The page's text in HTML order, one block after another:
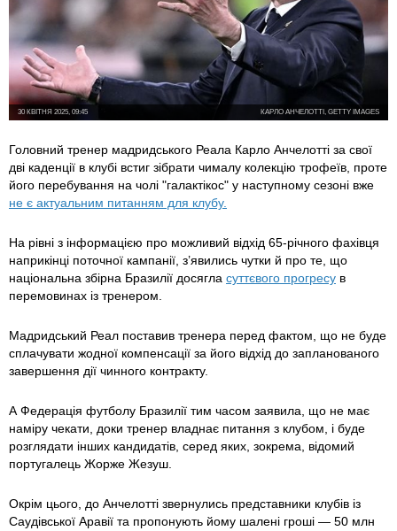
КАРЛО АНЧЕЛОТТІ, GETTY IMAGES
30 КВІТНЯ 2025, 09:45
Головний тренер мадридського Реала Карло Анчелотті за свої
дві каденції в клубі встиг зібрати чималу колекцію трофеїв, проте
його перебування на чолі "галактікос" у наступному сезоні вже
не є актуальним питанням для клубу.
На рівні з інформацією про можливий відхід 65-річного фахівця
наприкінці поточної кампанії, з’явились чутки й про те, що
національна збірна Бразилії досягла суттєвого прогресу в
перемовинах із тренером.
Мадридський Реал поставив тренера перед фактом, що не буде
сплачувати жодної компенсації за його відхід до запланованого
завершення дії чинного контракту.
А Федерація футболу Бразилії тим часом заявила, що не має
наміру чекати, доки тренер владнає питання з клубом, і буде
розглядати інших кандидатів, серед яких, зокрема, відомий
португалець Жорже Жезуш.
Окрім цього, до Анчелотті звернулись представники клубів із
Саудівської Аравії та пропонують йому шалені гроші — 50 млн